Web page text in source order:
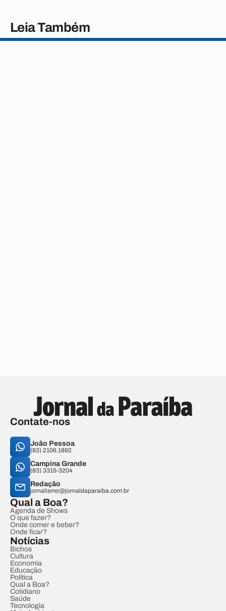
Leia Também
Contate-nos
João Pessoa
(83) 2106.1892
Campina Grande
(83) 3315-3204
Redação
jornalismo@jornaldaparaiba.com.br
Qual a Boa?
Agenda de Shows
O que fazer?
Onde comer e beber?
Onde ficar?
Notícias
Bichos
Cultura
Economia
Educação
Política
Qual a Boa?
Cotidiano
Saúde
Tecnologia